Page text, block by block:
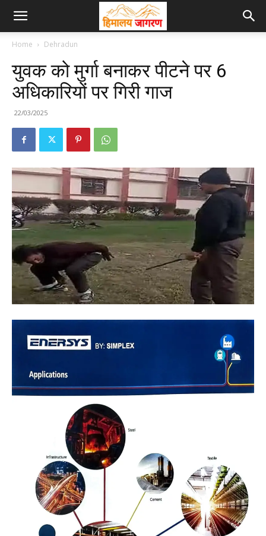
Home Dehradun
युवक को मुर्गा बनाकर पीटने पर 6
अधिकारियों पर गिरी गाज
22/03/2025